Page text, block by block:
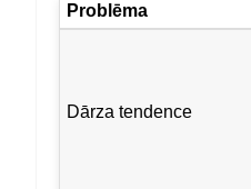
Problēma
Dārza tendence